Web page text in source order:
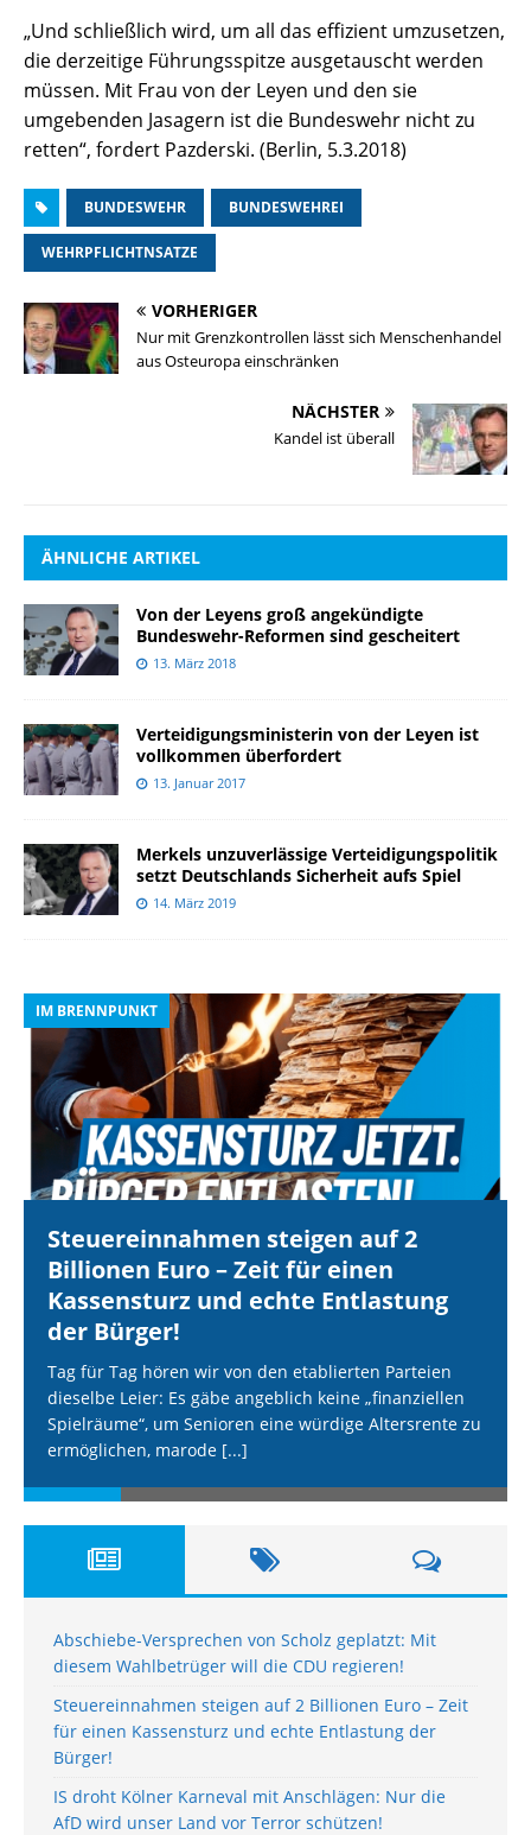
„Und schließlich wird, um all das effizient umzusetzen,
die derzeitige Führungsspitze ausgetauscht werden
müssen. Mit Frau von der Leyen und den sie
umgebenden Jasagern ist die Bundeswehr nicht zu
retten“, fordert Pazderski. (Berlin, 5.3.2018)
BUNDESWEHR BUNDESWEHREI
WEHRPFLICHTNSATZE
VORHERIGER
Nur mit Grenzkontrollen lässt sich Menschenhandel
aus Osteuropa einschränken
NÄCHSTER
Kandel ist überall
ÄHNLICHE ARTIKEL
Von der Leyens groß angekündigte
Bundeswehr-Reformen sind gescheitert
13. März 2018
Verteidigungsministerin von der Leyen ist
vollkommen überfordert
13. Januar 2017
Merkels unzuverlässige Verteidigungspolitik
setzt Deutschlands Sicherheit aufs Spiel
14. März 2019
IM BRENNPUNKT
Steuereinnahmen steigen auf 2
Billionen Euro – Zeit für einen
Kassensturz und echte Entlastung
der Bürger!
Tag für Tag hören wir von den etablierten Parteien
dieselbe Leier: Es gäbe angeblich keine „finanziellen
Spielräume“, um Senioren eine würdige Altersrente zu
ermöglichen, marode [...]
Abschiebe-Versprechen von Scholz geplatzt: Mit
diesem Wahlbetrüger will die CDU regieren!
Steuereinnahmen steigen auf 2 Billionen Euro – Zeit
für einen Kassensturz und echte Entlastung der
Bürger!
IS droht Kölner Karneval mit Anschlägen: Nur die
AfD wird unser Land vor Terror schützen!